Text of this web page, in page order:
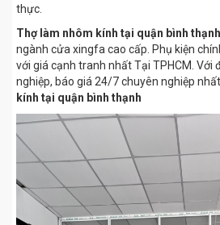
thực.
Thợ làm nhôm kính tại quận bình
ngành cửa xingfa cao cấp. Phụ kiện
với giá cạnh tranh nhất Tại TPHCM. Với
nghiệp, báo giá 24/7 chuyên nghiệp nhất
kính tại quận bình thạnh